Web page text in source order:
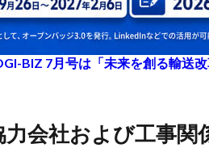
BIZ 7月号は「未来を創る輸送
力会社および工事